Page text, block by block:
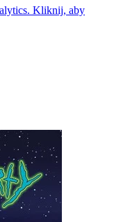
Kliknij, aby